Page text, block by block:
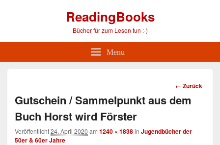
ReadingBooks
Bücher für zum Lesen tun :-)
Menu
Bild-
Navigation
← Zurück
Gutschein / Sammelpunkt aus dem
Buch Horst wird Förster
Veröffentlicht24. April 2020 am 1240 × 1838in Jugendbücher der
50er & 60er Jahre